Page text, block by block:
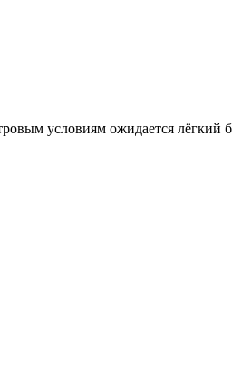
условиям ожидается лёгкий